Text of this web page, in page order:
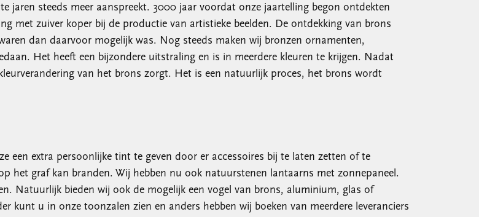
jaren steeds meer aanspreekt. 3000 jaar voordat onze jaartelling begon ontdekten
met zuiver koper bij de productie van artistieke beelden. De ontdekking van brons
dan daarvoor mogelijk was. Nog steeds maken wij bronzen ornamenten,
Het heeft een bijzondere uitstraling en is in meerdere kleuren te krijgen. Nadat
van het brons zorgt. Het is een natuurlijk proces, het brons wordt
een extra persoonlijke tint te geven door er accessoires bij te laten zetten of te
het graf kan branden. Wij hebben nu ook natuurstenen lantaarns met zonnepaneel.
Natuurlijk bieden wij ook de mogelijk een vogel van brons, aluminium, glas of
kunt u in onze toonzalen zien en anders hebben wij boeken van meerdere leveranciers